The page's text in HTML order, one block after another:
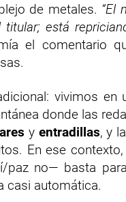
de metales. “El
titular; está
el comentario
vivimos en
donde las
y entradillas, y
En ese
paz no— basta
casi automática.